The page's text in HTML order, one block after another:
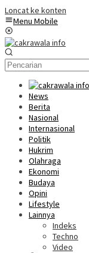
Loncat ke konten
Menu Mobile
News
Berita
Nasional
Internasional
Politik
Hukrim
Olahraga
Ekonomi
Budaya
Opini
Lifestyle
Lainnya
Indeks
Techno
Video